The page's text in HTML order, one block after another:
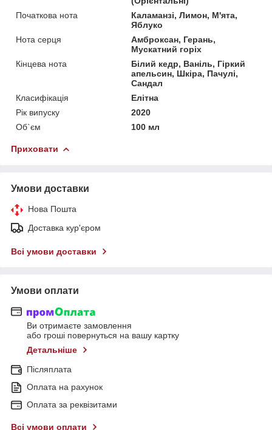
Початкова нота
Каламанзі, Лимон, М'ята,
Яблуко
Нота серця
Амброксан, Герань,
Мускатний горіх
Кінцева нота
Білий кедр, Ваніль, Гіркий
апельсин, Шкіра, Пачулі,
Сандал
Класифікація
Елітна
Рік випуску
2020
Об`єм
100 мл
Приховати
Умови доставки
Нова Пошта
Доставка кур'єром
Всі умови доставки
Умови оплати
Ви отримаєте замовлення
або гроші повернуться на вашу картку
Детальніше
Післяплата
Оплата на рахунок
Оплата за реквізитами
Всі умови оплати